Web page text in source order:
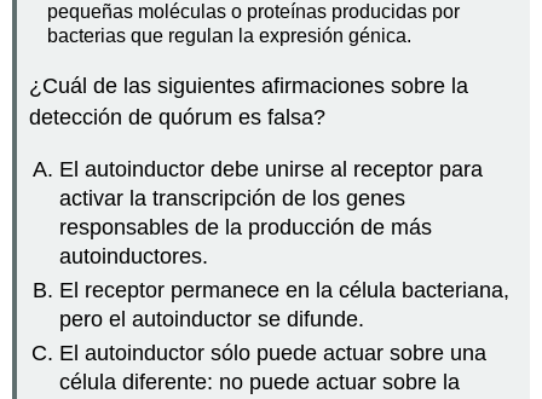
pequeñas moléculas o proteínas producidas por
bacterias que regulan la expresión génica.
¿Cuál de las siguientes afirmaciones sobre la
detección de quórum es falsa?
El autoinductor debe unirse al receptor para
activar la transcripción de los genes
responsables de la producción de más
autoinductores.
El receptor permanece en la célula bacteriana,
pero el autoinductor se difunde.
El autoinductor sólo puede actuar sobre una
célula diferente: no puede actuar sobre la